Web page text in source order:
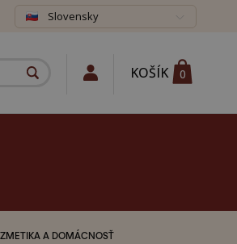
Slovensky
KOŠÍK 0
A DOMÁCNOSŤ